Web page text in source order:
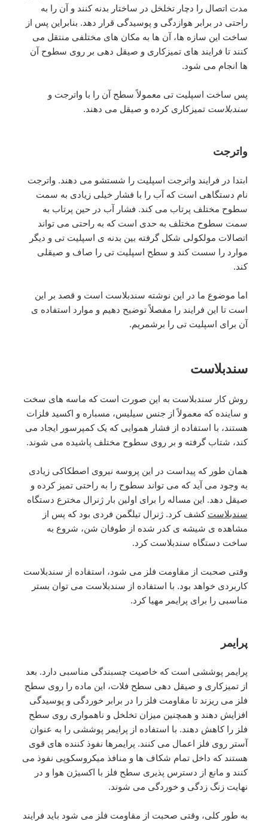
مدت اتصال را دچار تخلخل در ساختار بدنه کنند و آن را به
راحتی در برابر هوازدگی و پوسیدگی قرار دهد. بنابراین پس از
ساخت این سازه ها، آن ها به مکان های مختلفی منتقل می
کنند تا فرایند های تمیزکاری و صیقل دهی بر روی سطوح آن
ها انجام می شود.
پس ساخت اسپلیت تی معمولاً سطح آن را با واترجت و
سندبلاست تمیزکاری کرده و صیقل می دهند.
واترجت
ابتدا در فرایند واترجت اسپلیت را شستشو می دهند. واترجت
نام دستگاهی است که آب را با فشار خیلی زیادی به سمت
سطوح مختلف پرتاب می کند. فشار آب در حین پرتاب به
سمت سطوح مختلف به حدی است که به راحتی می تواند
اتصالات مولکولی شکل گرفته بین بدنه ی اسپلیت تی و دیگر
موارد را سست کند و سطح اسپلیت تی را صاف و صیقلی
کند.
اما موضوع ما در این نوشته سندبلاست است و قصد بر این
است تا این فرایند را مفصلاً توضیح دهیم و موارد استفاده ی
آن برای اسپلیت تی را برشمریم.
سندبلاست
روش کار سندبلاست به این صورت است که ماسه های سخت
و ساینده که معمولاً از جنس سیلیس، مسباره و اکسید فلزات
هستند، با استفاده از فشار هموایی که یک کمپرسور ایجاد می
کند، شتاب گرفته و بر روی سطوح مختلف پاشیده می شوند.
همان طور که پیداست در این پروسه نیروی اصطکاکی زیادی
به وجود می آید که می تواند سطوح را به راحتی تمیز کرده و
صیقل دهد. این مساله را برای اولین بار ژنرال مخترع دستگاه
سندبلاست کشف کرد. ژنرال تیلگمن فردی بود که پس از
مشاهده ی شیشه ی کدر شده از طوفان شن، شروع به
ساخت دستگاه سندبلاست کرد.
وقتی صحبت از مقاومت فلز می شود، استفاده از سندبلاست
کاربردی خواهد بود. با استفاده از سندبلاست می توان بستر
مناسبی را برای پرایمر مهیا کرد.
پرایمر
پرایمر پوششی است که خاصیت چسبندگی مناسبی دارد. بعد
از تمیزکاری و صیقل دهی سطح فلات، این ماده را روی سطح
فلز می ریزند تا مقاومت فلز را در برابر خوردگی و پوسیدگی
افزایش دهند و همچنین میزان تخلخل و ناهمواری روی سطح
فلز را کاهش دهند. با استفاده از پرایمر پوششی را به عنوان
آستر روی فلز اعمال می کنند. پرایمرها نفوذ کننده های قوی
هستند که داخل تمام شکاف ها و منافذ میکروسکوپی نفوذ می
کنند و مانع از دسترس پذیری سطح فلز با اکسیژن هوا و در
نهایت زنگ زدگی و خوردگی می شوند.
به طور کلی، وقتی صحبت از مقاومت فلز می شود باید فرایند